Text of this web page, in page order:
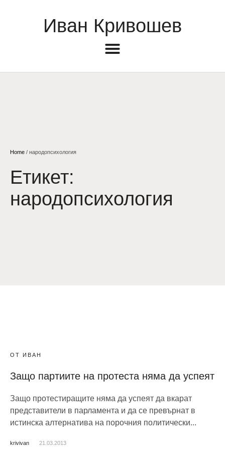
Иван Кривошев
Home / народопсихология
Етикет:
народопсихология
ОТ ИВАН
Защо партиите на протеста няма да успеят
Защо протестиращите няма да успеят да вкарат
представители в парламента и да се превърнат в
истинска алтернатива на порочния политически...
krivivan 21.03.2013